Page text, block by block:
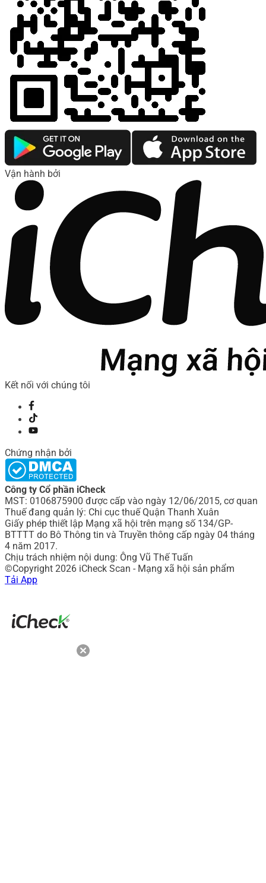
Vận hành bởi
Kết nối với chúng tôi
Chứng nhận bởi
Công ty Cổ phần iCheck
MST: 0106875900 được cấp vào ngày 12/06/2015, cơ quan
Thuế đang quản lý: Chi cục thuế Quận Thanh Xuân
Giấy phép thiết lập Mạng xã hội trên mạng số 134/GP-
BTTTT do Bô Thông tin và Truyền thông cấp ngày 04 tháng
4 năm 2017.
Chịu trách nhiệm nội dung: Ông Vũ Thế Tuấn
©Copyright 2026 iCheck Scan - Mạng xã hội sản phẩm
Tải App